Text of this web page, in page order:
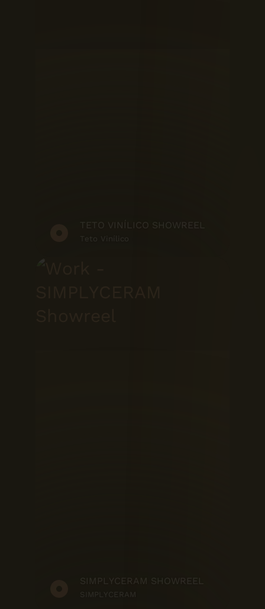
TETO VINÍLICO SHOWREEL
Teto Vinílico
SIMPLYCERAM SHOWREEL
SIMPLYCERAM